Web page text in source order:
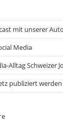
mit unserer
Media
Alltag Schweizer
publiziert